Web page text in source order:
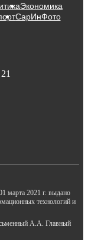
Экономика
СарИнФото
марта 2021 г. выдано
технологий и
А.А. Главный